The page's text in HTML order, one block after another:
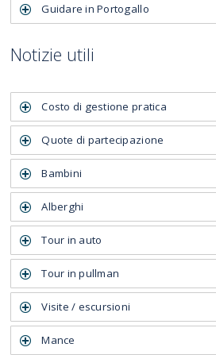
Guidare in Portogallo
Notizie utili
Costo di gestione pratica​
Quote di partecipazione
Bambini
Alberghi
Tour in auto
Tour in pullman
Visite / escursioni
Mance